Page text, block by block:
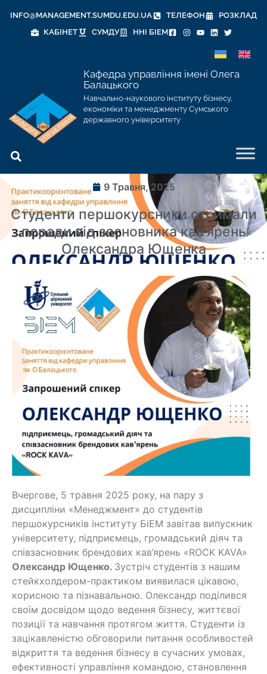
INFO@MANAGEMENT.SUMDU.EDU.UA ТЕЛЕФОН
РОЗКЛАД
КАБІНЕТ
СУМДУ ННІ БІЕМ
Кафедра управління імені Олега
Балацького
Навчально-наукового інституту бізнесу,
економіки та менеджменту Сумського
державного університету
9 Травня, 2025
Студенти першокурсники отримали
поради від засновника кав’ярень
Олександра Ющенка
Вчергове, 5 травня 2025 року, на пару з
дисципліни «Менеджмент» до студентів
першокурсників інституту БіЕМ завітав випускник
університету, підприємець, громадський діяч та
співзасновник брендових кав’ярень «ROCK KAVA»
Олександр Ющенко. Зустріч студентів з нашим
стейкхолдером-практиком виявилася цікавою,
корисною та пізнавальною. Олександр поділився
своїм досвідом щодо ведення бізнесу, життєвої
позиції та навчання протягом життя. Студенти із
зацікавленістю обговорили питання особливостей
відкриття та ведення бізнесу в сучасних умовах,
ефективності управління командою, становлення